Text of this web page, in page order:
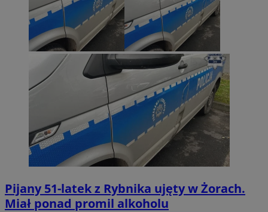
Pijany 51-latek z Rybnika ujęty w Żorach.
Miał ponad promil alkoholu